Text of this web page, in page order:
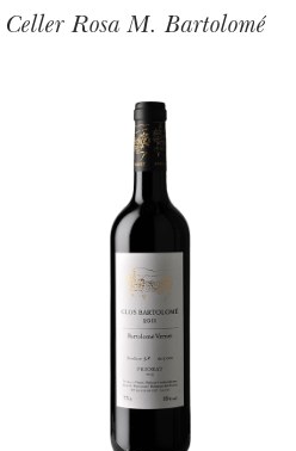
Celler Rosa M. Bartolomé